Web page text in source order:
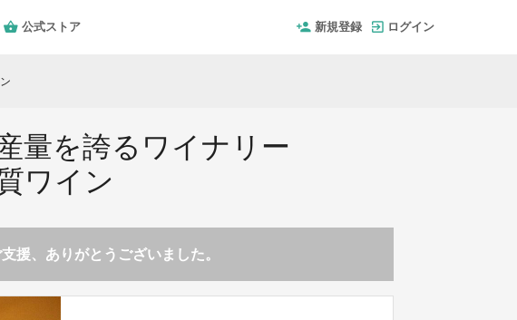
公式ストア 新規登録 ログイン
量を誇るワイナリー
ワイン
援、ありがとうございました。